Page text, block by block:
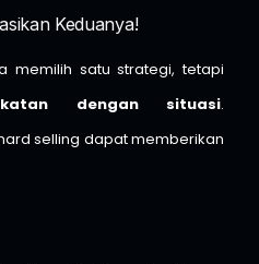
Keduanya!
memilih satu strategi, tetapi
dengan situasi.
selling dapat memberikan